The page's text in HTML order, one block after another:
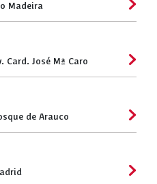
Madeira
Card. José Mª Caro
de Arauco